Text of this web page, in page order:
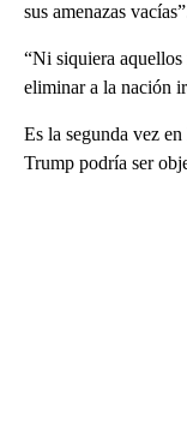
sus amenazas
“Ni siquiera aquellos
eliminar a la nación
Es la segunda vez
Trump podría ser